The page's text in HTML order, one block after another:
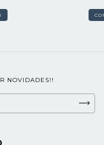
NOVIDADES!!